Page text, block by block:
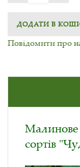
ДОДАТИ В
Повідомити про
Малинове
сортів